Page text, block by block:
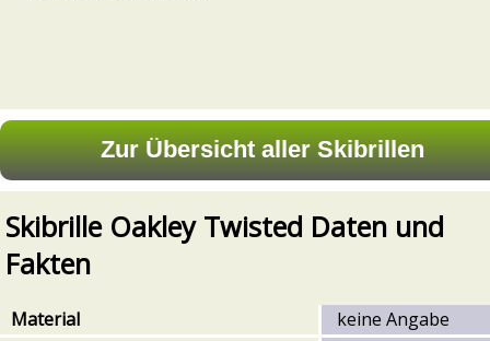
Skibrille Oakley Twisted Daten und
Fakten
Material
keine Angabe